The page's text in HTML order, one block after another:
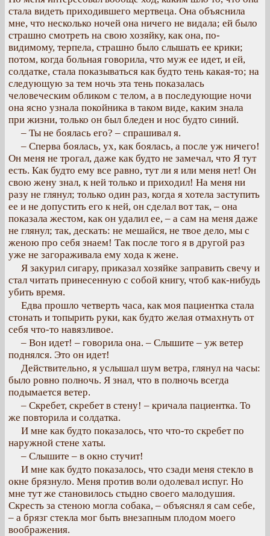
стала видеть приходившего мертвеца. Она объяснила
мне, что несколько ночей она ничего не видала; ей было
страшно смотреть на свою хозяйку, как она, по-
видимому, терпела, страшно было слышать ее крики;
потом, когда больная говорила, что муж ее идет, и ей,
солдатке, стала показываться как будто тень какая-то; на
следующую за тем ночь эта тень показалась
человеческим обликом с телом, а в последующие ночи
она ясно узнала покойника в таком виде, каким знала
при жизни, только он был бледен и нос будто синий.
– Ты не боялась его? – спрашивал я.
– Сперва боялась, ух, как боялась, а после уж ничего!
Он меня не трогал, даже как будто не замечал, что Я тут
есть. Как будто ему все равно, тут ли я или меня нет! Он
свою жену знал, к ней только и приходил! На меня ни
разу не глянул; только один раз, когда я хотела заступить
ее и не допустить его к ней, он сделал вот так, – она
показала жестом, как он удалил ее, – а сам на меня даже
не глянул; так, дескать: не мешайся, не твое дело, мы с
женою про себя знаем! Так после того я в другой раз
уже не загораживала ему хода к жене.
Я закурил сигару, приказал хозяйке заправить свечу и
стал читать принесенную с собой книгу, чтоб как-нибудь
убить время.
Едва прошло четверть часа, как моя пациентка стала
стонать и топырить руки, как будто желая отмахнуть от
себя что-то навязливое.
– Вон идет! – говорила она. – Слышите – уж ветер
поднялся. Это он идет!
Действительно, я услышал шум ветра, глянул на часы:
было ровно полночь. Я знал, что в полночь всегда
подымается ветер.
– Скребет, скребет в стену! – кричала пациентка. То
же повторила и солдатка.
И мне как будто показалось, что что-то скребет по
наружной стене хаты.
– Слышите – в окно стучит!
И мне как будто показалось, что сзади меня стекло в
окне брязнуло. Меня против воли одолевал испуг. Но
мне тут же становилось стыдно своего малодушия.
Скресть за стеною могла собака, – объяснял я сам себе,
– а брязг стекла мог быть внезапным плодом моего
воображения.